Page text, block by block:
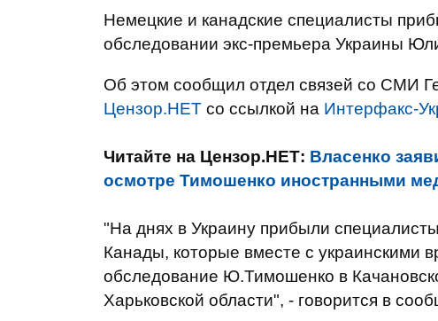
Немецкие и канадские специалисты
обследовании экс-премьера Украины
Об этом сообщил отдел связей со СМИ
Цензор.НЕТ со ссылкой на Интерфакс-
Читайте на Цензор.НЕТ: Власенко
осмотре Тимошенко иностранными
"На днях в Украину прибыли
Канады, которые вместе с украинскими
обследование Ю.Тимошенко в
Харьковской области", - говорится в